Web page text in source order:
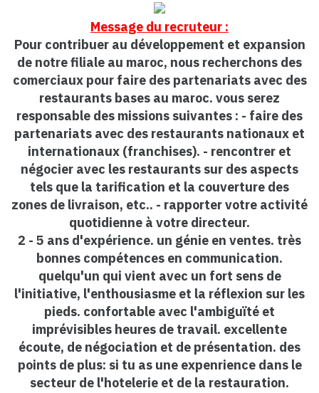
Message du recruteur :
Pour contribuer au développement et expansion
de notre filiale au maroc, nous recherchons des
comerciaux pour faire des partenariats avec des
restaurants bases au maroc. vous serez
responsable des missions suivantes : - faire des
partenariats avec des restaurants nationaux et
internationaux (franchises). - rencontrer et
négocier avec les restaurants sur des aspects
tels que la tarification et la couverture des
zones de livraison, etc.. - rapporter votre activité
quotidienne à votre directeur.
2 - 5 ans d'expérience. un génie en ventes. très
bonnes compétences en communication.
quelqu'un qui vient avec un fort sens de
l'initiative, l'enthousiasme et la réflexion sur les
pieds. confortable avec l'ambiguïté et
imprévisibles heures de travail. excellente
écoute, de négociation et de présentation. des
points de plus: si tu as une expenrience dans le
secteur de l'hotelerie et de la restauration.